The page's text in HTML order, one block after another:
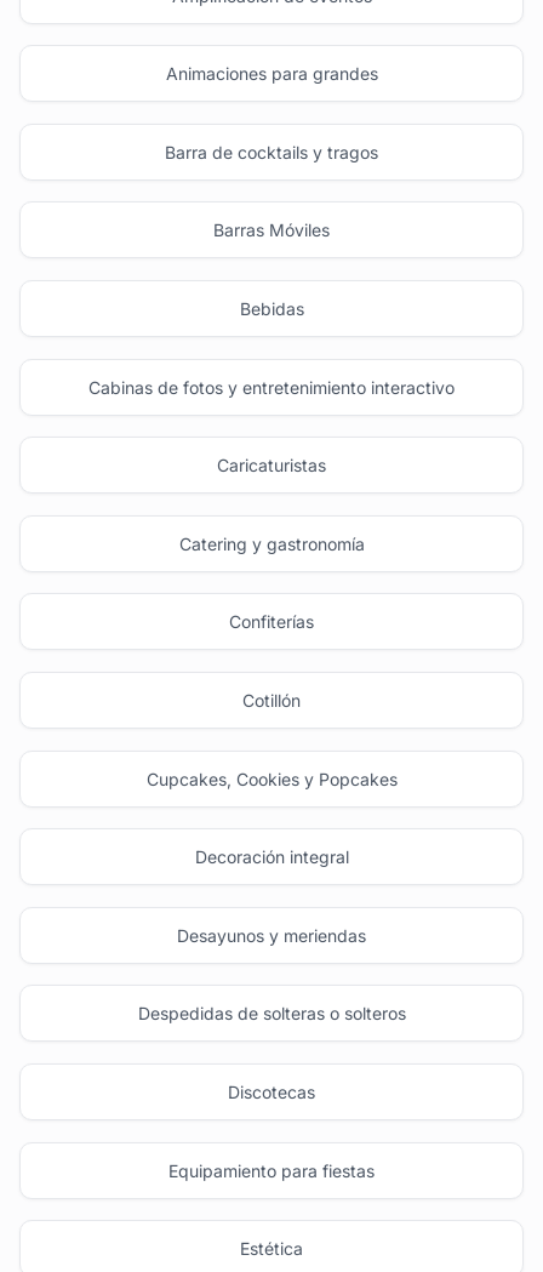
Animaciones para grandes
Barra de cocktails y tragos
Barras Móviles
Bebidas
Cabinas de fotos y entretenimiento interactivo
Caricaturistas
Catering y gastronomía
Confiterías
Cotillón
Cupcakes, Cookies y Popcakes
Decoración integral
Desayunos y meriendas
Despedidas de solteras o solteros
Discotecas
Equipamiento para fiestas
Estética